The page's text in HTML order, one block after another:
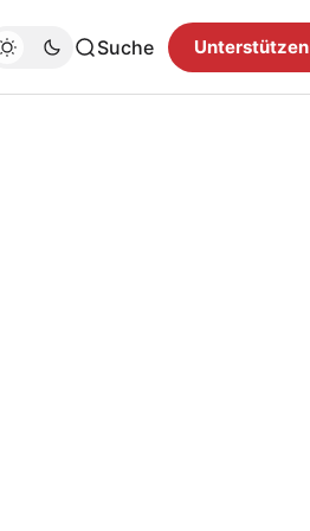
Suche Unterstützen